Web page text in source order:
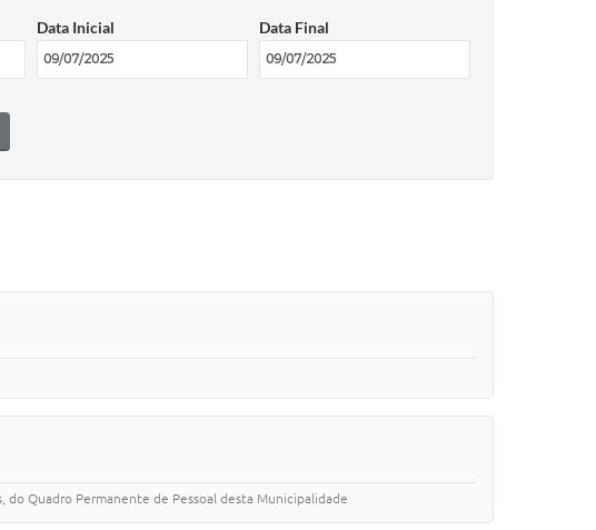
Data Inicial Data Final
do Quadro Permanente de Pessoal desta Municipalidade